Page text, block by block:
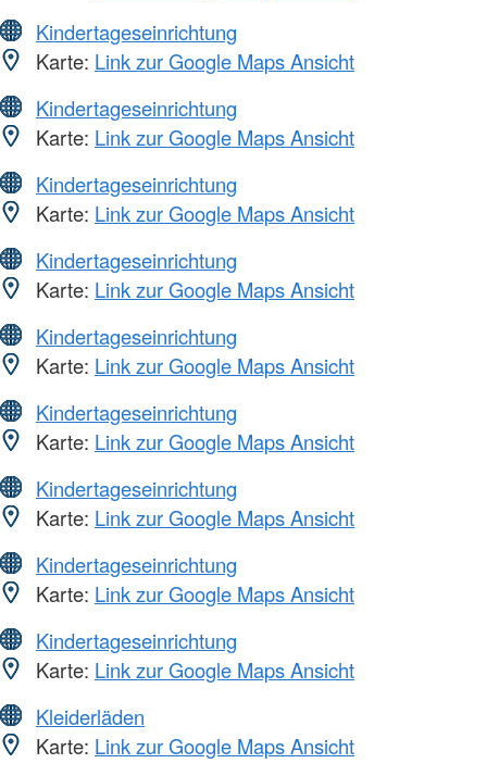
Kindertageseinrichtung
Karte: Link zur Google Maps Ansicht
Kindertageseinrichtung
Karte: Link zur Google Maps Ansicht
Kindertageseinrichtung
Karte: Link zur Google Maps Ansicht
Kindertageseinrichtung
Karte: Link zur Google Maps Ansicht
Kindertageseinrichtung
Karte: Link zur Google Maps Ansicht
Kindertageseinrichtung
Karte: Link zur Google Maps Ansicht
Kindertageseinrichtung
Karte: Link zur Google Maps Ansicht
Kindertageseinrichtung
Karte: Link zur Google Maps Ansicht
Kindertageseinrichtung
Karte: Link zur Google Maps Ansicht
Kleiderläden
Karte: Link zur Google Maps Ansicht